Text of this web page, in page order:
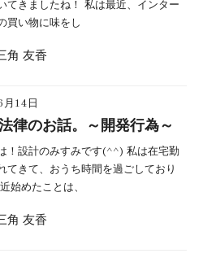
てきましたね！ 私は最近、インター
買い物に味をし
角 友香
月14日
律のお話。～開発行為～
！設計のみすみです(^^) 私は在宅勤
てきて、おうち時間を過ごしており
始めたことは、
角 友香